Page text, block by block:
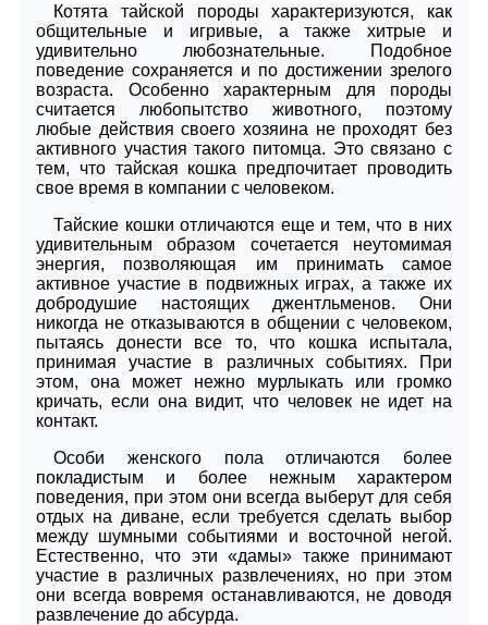
Котята тайской породы характеризуются, как
общительные и игривые, а также хитрые и
удивительно любознательные. Подобное
поведение сохраняется и по достижении зрелого
возраста. Особенно характерным для породы
считается любопытство животного, поэтому
любые действия своего хозяина не проходят без
активного участия такого питомца. Это связано с
тем, что тайская кошка предпочитает проводить
свое время в компании с человеком.
Тайские кошки отличаются еще и тем, что в них
удивительным образом сочетается неутомимая
энергия, позволяющая им принимать самое
активное участие в подвижных играх, а также их
добродушие настоящих джентльменов. Они
никогда не отказываются в общении с человеком,
пытаясь донести все то, что кошка испытала,
принимая участие в различных событиях. При
этом, она может нежно мурлыкать или громко
кричать, если она видит, что человек не идет на
контакт.
Особи женского пола отличаются более
покладистым и более нежным характером
поведения, при этом они всегда выберут для себя
отдых на диване, если требуется сделать выбор
между шумными событиями и восточной негой.
Естественно, что эти «дамы» также принимают
участие в различных развлечениях, но при этом
они всегда вовремя останавливаются, не доводя
развлечение до абсурда.